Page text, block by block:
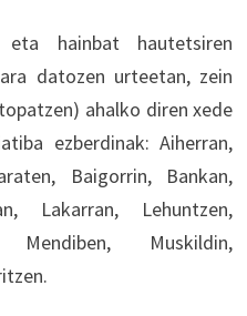
eta hainbat hautetsiren
datozen urteetan, zein
ahalko diren xede
ezberdinak: Aiherran,
Baigorrin, Bankan,
Lakarran, Lehuntzen,
Mendiben, Muskildin,